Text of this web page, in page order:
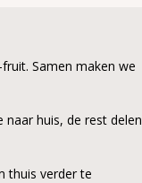
Samen maken we
huis, de rest delen
thuis verder te